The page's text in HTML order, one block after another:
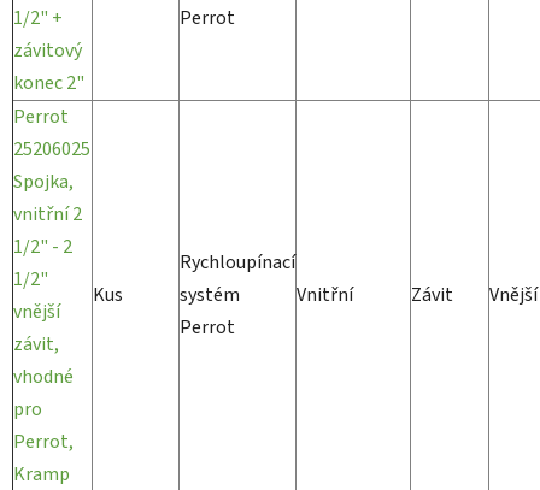
1/2" +
závitový
konec 2"
Perrot
Perrot
25206025
Spojka,
vnitřní 2
1/2" - 2
1/2"
vnější
závit,
vhodné
pro
Perrot,
Kramp
Kus
Rychloupínací
systém
Perrot
Vnitřní Závit Vnější